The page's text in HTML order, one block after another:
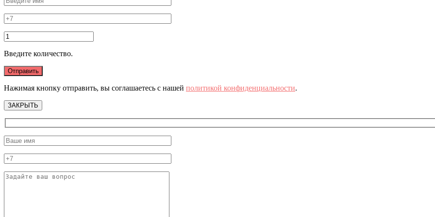
Введите количество.
Нажимая кнопку отправить, вы соглашаетесь с нашей политикой конфиденциальности.
ЗАКРЫТЬ